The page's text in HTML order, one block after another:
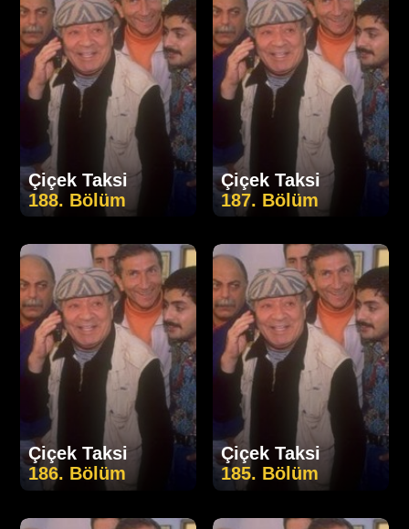
Çiçek Taksi
188. Bölüm
Çiçek Taksi
187. Bölüm
Çiçek Taksi
186. Bölüm
Çiçek Taksi
185. Bölüm